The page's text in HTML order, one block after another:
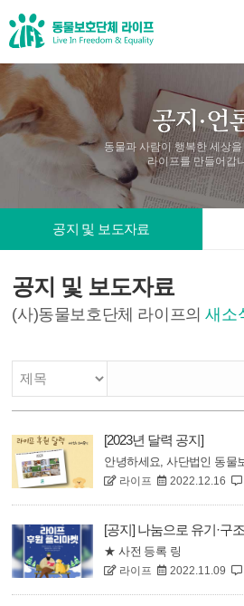
동물과 사람이 행복한 세상
라이프를 만들어갑
공지 및 보도자료
공지 및 보도자료
(사)동물보호단체 라이프의새소
[2023년 달력 공지]
안녕하세요, 사단법인 동물
는 다가오는 새해를 맞이하
달력은 라이프를 통해 구조
으며입양 가족들이 직접 작
연말을 위해 감사하게도반
서배송비를 부담해주시기로
라이프 2022.12.16
★ 사전 등록 링
크 ★https://forms.gle/
(사)동물보호단체 라이프입
라이프 2022.11.09